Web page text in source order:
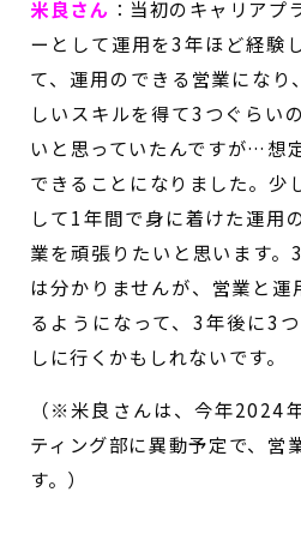
米良さん ： 当初のキャリアプ
ーとして運用を3年ほど経験
て、運用のできる営業にな
しいスキルを得て3つぐらい
いと思っていたんですが…想
できることになりました。少
して1年間で身に着けた運用
業を頑張りたいと思います
は分かりませんが、営業と
るようになって、3年後に3
しに行くかもしれないです。
（※米良さんは、今年2024
ティング部に異動予定で、営
す。）